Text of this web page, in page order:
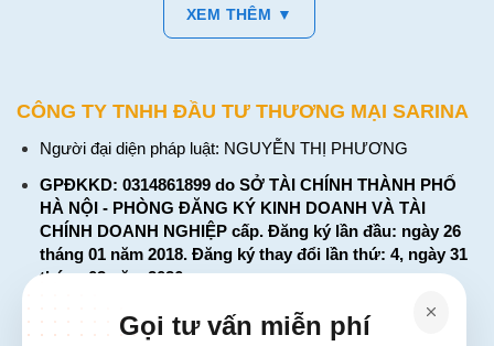
XEM THÊM ▼
CÔNG TY TNHH ĐẦU TƯ THƯƠNG MẠI SARINA
Người đại diện pháp luật: NGUYỄN THỊ PHƯƠNG
GPĐKKD: 0314861899 do SỞ TÀI CHÍNH THÀNH PHỐ
HÀ NỘI - PHÒNG ĐĂNG KÝ KINH DOANH VÀ TÀI
CHÍNH DOANH NGHIỆP cấp. Đăng ký lần đầu: ngày 26
tháng 01 năm 2018. Đăng ký thay đổi lần thứ: 4, ngày 31
tháng 03 năm 2026
226 Đường Láng, Đống Đa, Hà Nội
Gọi tư vấn miễn phí